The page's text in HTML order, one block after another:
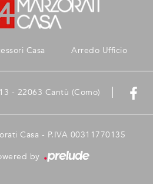
Casa Arredo Ufficio
- 22063 Cantù (Como)
Casa - P.IVA 00311770135
by